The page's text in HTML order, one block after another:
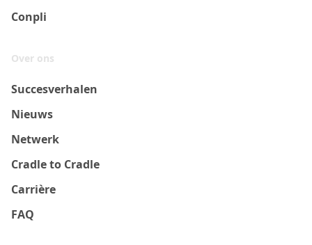
Conpli
Over ons
Succesverhalen
Nieuws
Netwerk
Cradle to Cradle
Carrière
FAQ